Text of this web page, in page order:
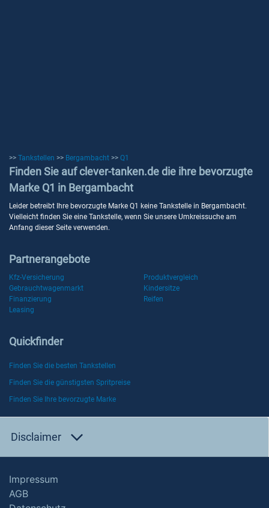
>> Tankstellen >> Bergambacht >> Q1
Finden Sie auf clever-tanken.de die ihre bevorzugte
Marke Q1 in Bergambacht
Leider betreibt Ihre bevorzugte Marke Q1 keine Tankstelle in Bergambacht.
Vielleicht finden Sie eine Tankstelle, wenn Sie unsere Umkreissuche am
Anfang dieser Seite verwenden.
Partnerangebote
Kfz-Versicherung
Produktvergleich
Gebrauchtwagenmarkt
Kindersitze
Finanzierung
Reifen
Leasing
Quickfinder
Finden Sie die besten Tankstellen
Finden Sie die günstigsten Spritpreise
Finden Sie Ihre bevorzugte Marke
Disclaimer
Impressum
AGB